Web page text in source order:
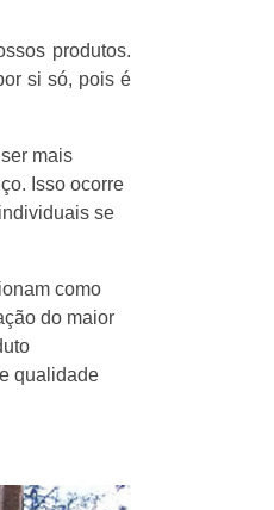
produtos.
si só, pois é
mais
Isso ocorre
se
como
do maior
qualidade